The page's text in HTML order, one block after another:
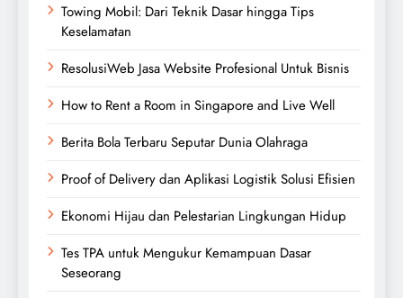
Towing Mobil: Dari Teknik Dasar hingga Tips
Keselamatan
ResolusiWeb Jasa Website Profesional Untuk Bisnis
How to Rent a Room in Singapore and Live Well
Berita Bola Terbaru Seputar Dunia Olahraga
Proof of Delivery dan Aplikasi Logistik Solusi Efisien
Ekonomi Hijau dan Pelestarian Lingkungan Hidup
Tes TPA untuk Mengukur Kemampuan Dasar
Seseorang